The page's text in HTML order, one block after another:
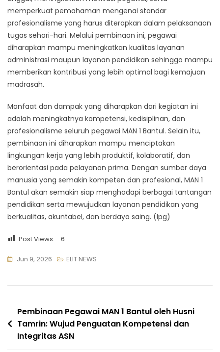
memperkuat pemahaman mengenai standar
profesionalisme yang harus diterapkan dalam pelaksanaan
tugas sehari-hari. Melalui pembinaan ini, pegawai
diharapkan mampu meningkatkan kualitas layanan
administrasi maupun layanan pendidikan sehingga mampu
memberikan kontribusi yang lebih optimal bagi kemajuan
madrasah.
Manfaat dan dampak yang diharapkan dari kegiatan ini
adalah meningkatnya kompetensi, kedisiplinan, dan
profesionalisme seluruh pegawai MAN 1 Bantul. Selain itu,
pembinaan ini diharapkan mampu menciptakan
lingkungan kerja yang lebih produktif, kolaboratif, dan
berorientasi pada pelayanan prima. Dengan sumber daya
manusia yang semakin kompeten dan profesional, MAN 1
Bantul akan semakin siap menghadapi berbagai tantangan
pendidikan serta mewujudkan layanan pendidikan yang
berkualitas, akuntabel, dan berdaya saing. (Ipg)
Post Views: 6
Jun 9, 2026 ELIT NEWS
Navigasi
pos
Pembinaan Pegawai MAN 1 Bantul oleh Husni
Tamrin: Wujud Penguatan Kompetensi dan
Integritas ASN